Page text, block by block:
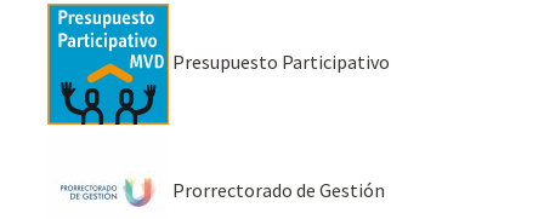
Presupuesto Participativo
Prorrectorado de Gestión